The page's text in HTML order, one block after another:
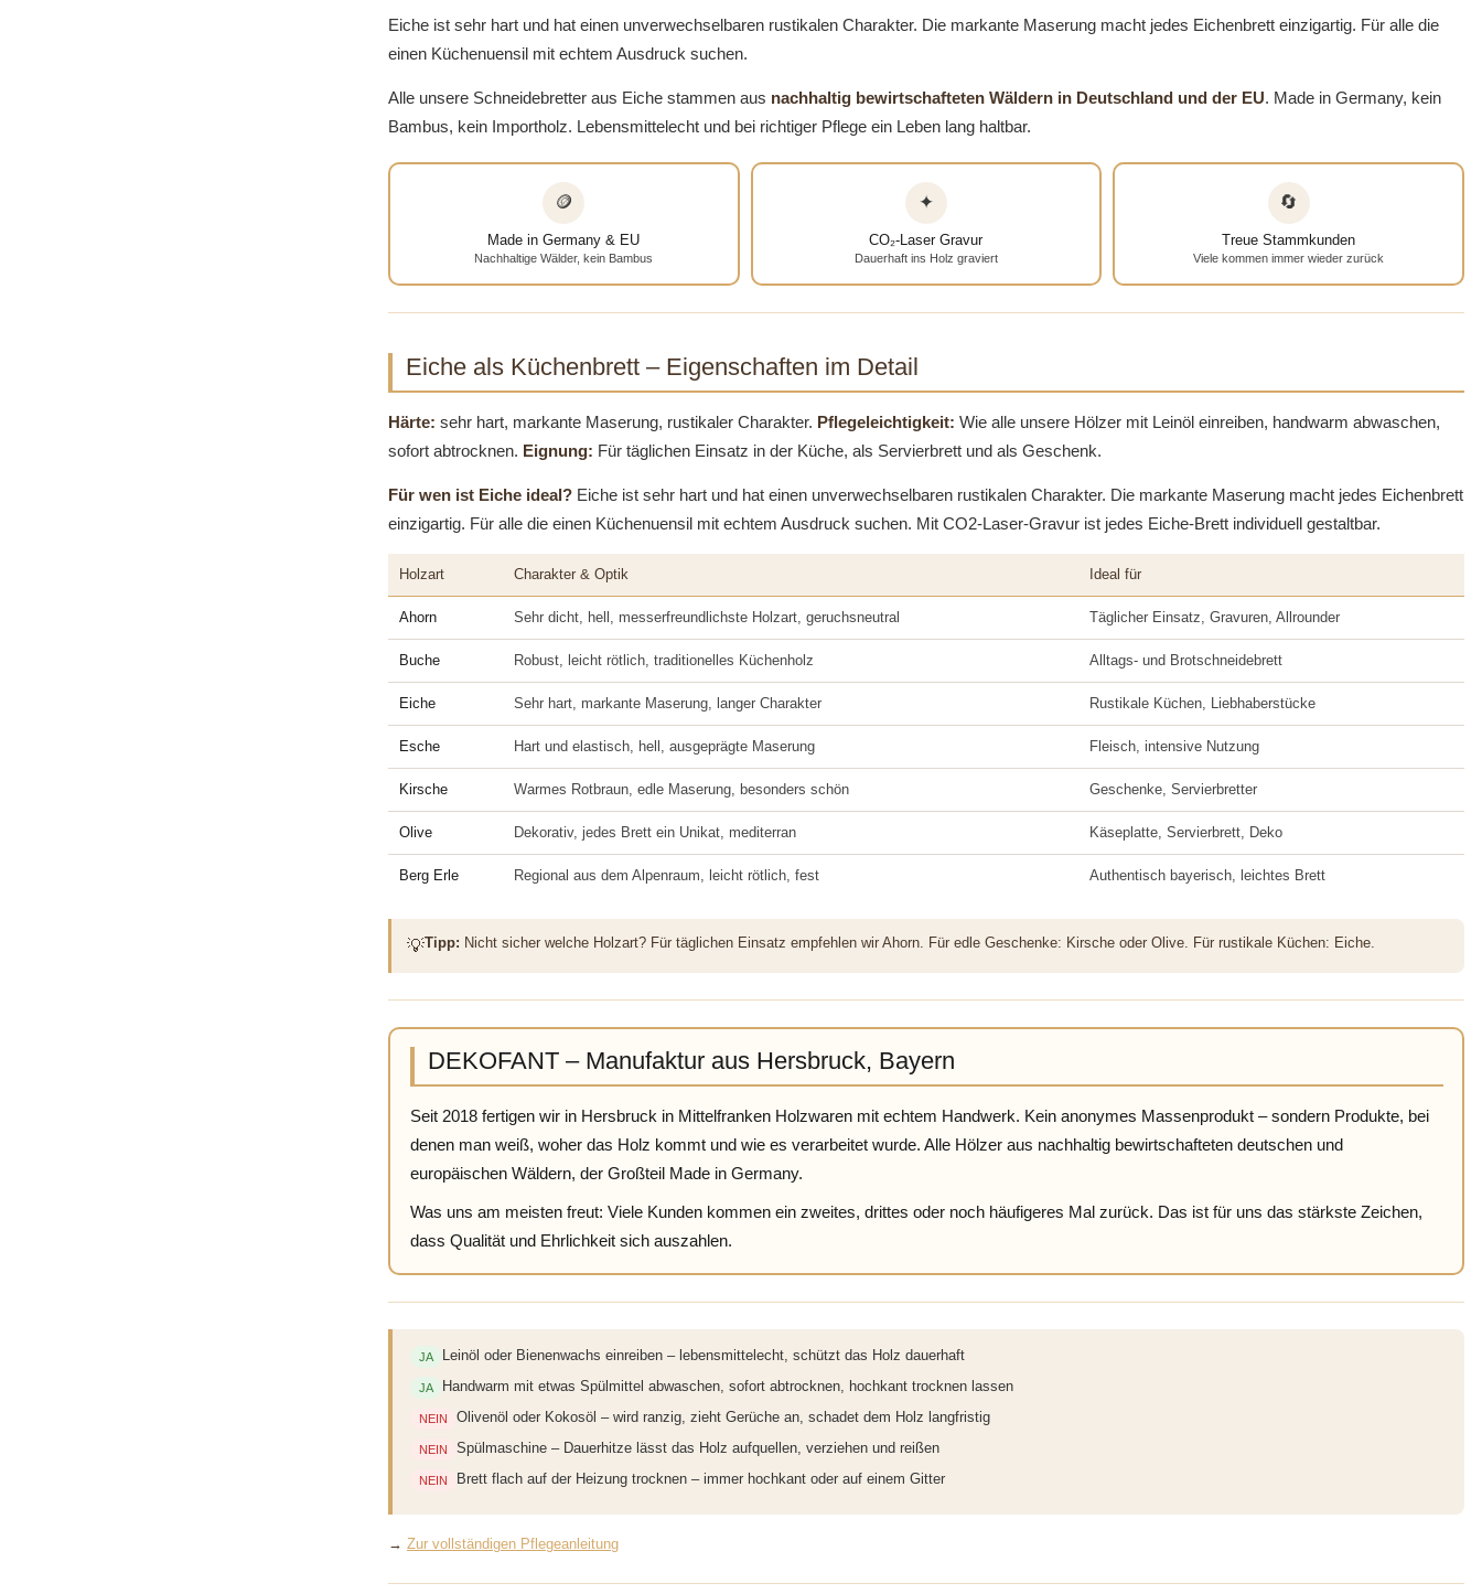
Eiche ist sehr hart und hat einen unverwechselbaren rustikalen Charakter. Die markante Maserung macht jedes Eichenbrett einzigartig. Für alle die
einen Küchenuensil mit echtem Ausdruck suchen.
Alle unsere Schneidebretter aus Eiche stammen aus nachhaltig bewirtschafteten Wäldern in Deutschland und der EU. Made in Germany, kein
Bambus, kein Importholz. Lebensmittelecht und bei richtiger Pflege ein Leben lang haltbar.
🪙
Made in Germany & EU
Nachhaltige Wälder, kein Bambus
✦
CO₂-Laser Gravur
Dauerhaft ins Holz graviert
🔄
Treue Stammkunden
Viele kommen immer wieder zurück
Eiche als Küchenbrett – Eigenschaften im Detail
Härte: sehr hart, markante Maserung, rustikaler Charakter. Pflegeleichtigkeit: Wie alle unsere Hölzer mit Leinöl einreiben, handwarm abwaschen,
sofort abtrocknen. Eignung: Für täglichen Einsatz in der Küche, als Servierbrett und als Geschenk.
Für wen ist Eiche ideal? Eiche ist sehr hart und hat einen unverwechselbaren rustikalen Charakter. Die markante Maserung macht jedes Eichenbrett
einzigartig. Für alle die einen Küchenuensil mit echtem Ausdruck suchen. Mit CO2-Laser-Gravur ist jedes Eiche-Brett individuell gestaltbar.
Holzart Charakter & Optik Ideal für
Ahorn Sehr dicht, hell, messerfreundlichste Holzart, geruchsneutral Täglicher Einsatz, Gravuren, Allrounder
Buche Robust, leicht rötlich, traditionelles Küchenholz Alltags- und Brotschneidebrett
Eiche Sehr hart, markante Maserung, langer Charakter Rustikale Küchen, Liebhaberstücke
Esche Hart und elastisch, hell, ausgeprägte Maserung Fleisch, intensive Nutzung
Kirsche Warmes Rotbraun, edle Maserung, besonders schön Geschenke, Servierbretter
Olive Dekorativ, jedes Brett ein Unikat, mediterran Käseplatte, Servierbrett, Deko
Berg Erle Regional aus dem Alpenraum, leicht rötlich, fest Authentisch bayerisch, leichtes Brett
💡Tipp: Nicht sicher welche Holzart? Für täglichen Einsatz empfehlen wir Ahorn. Für edle Geschenke: Kirsche oder Olive. Für rustikale Küchen: Eiche.
DEKOFANT – Manufaktur aus Hersbruck, Bayern
Seit 2018 fertigen wir in Hersbruck in Mittelfranken Holzwaren mit echtem Handwerk. Kein anonymes Massenprodukt – sondern Produkte, bei
denen man weiß, woher das Holz kommt und wie es verarbeitet wurde. Alle Hölzer aus nachhaltig bewirtschafteten deutschen und
europäischen Wäldern, der Großteil Made in Germany.
Was uns am meisten freut: Viele Kunden kommen ein zweites, drittes oder noch häufigeres Mal zurück. Das ist für uns das stärkste Zeichen,
dass Qualität und Ehrlichkeit sich auszahlen.
JA Leinöl oder Bienenwachs einreiben – lebensmittelecht, schützt das Holz dauerhaft
JA Handwarm mit etwas Spülmittel abwaschen, sofort abtrocknen, hochkant trocknen lassen
NEIN Olivenöl oder Kokosöl – wird ranzig, zieht Gerüche an, schadet dem Holz langfristig
NEIN Spülmaschine – Dauerhitze lässt das Holz aufquellen, verziehen und reißen
NEIN Brett flach auf der Heizung trocknen – immer hochkant oder auf einem Gitter
→ Zur vollständigen Pflegeanleitung